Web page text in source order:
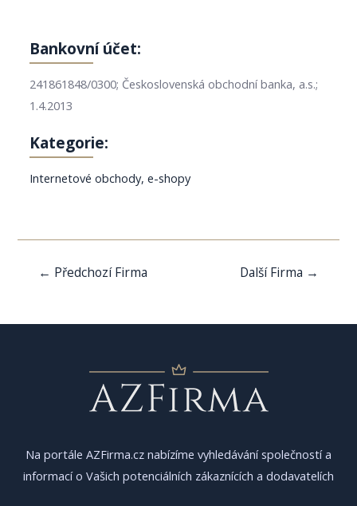
Bankovní účet:
241861848/0300; Československá obchodní banka, a.s.;
1.4.2013
Kategorie:
Internetové obchody, e-shopy
Navigace
← Předchozí Firma Další Firma →
Na portále AZFirma.cz nabízíme vyhledávání společností a
informací o Vašich potenciálních zákaznících a dodavatelích